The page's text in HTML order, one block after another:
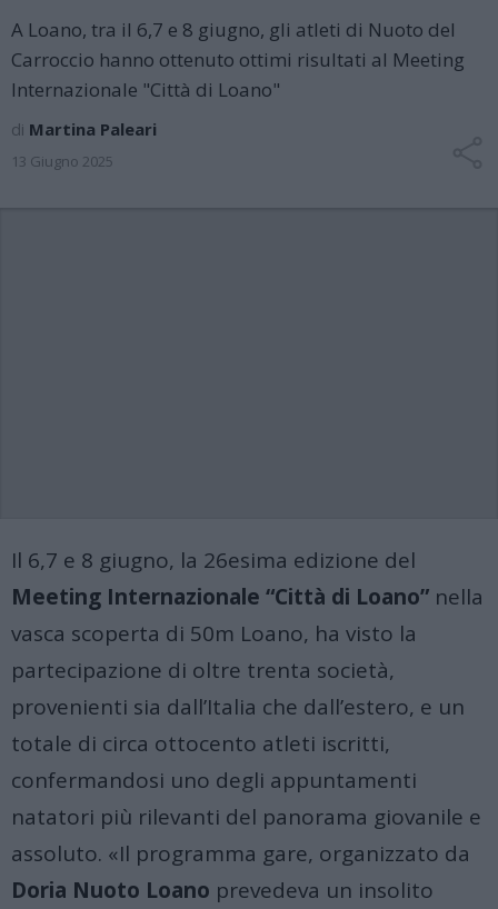
A Loano, tra il 6,7 e 8 giugno, gli atleti di Nuoto del
Carroccio hanno ottenuto ottimi risultati al Meeting
Internazionale "Città di Loano"
di Martina Paleari
13 Giugno 2025
Il 6,7 e 8 giugno, la 26esima edizione del
Meeting Internazionale “Città di Loano” nella
vasca scoperta di 50m Loano, ha visto la
partecipazione di oltre trenta società,
provenienti sia dall’Italia che dall’estero, e un
totale di circa ottocento atleti iscritti,
confermandosi uno degli appuntamenti
natatori più rilevanti del panorama giovanile e
assoluto. «Il programma gare, organizzato da
Doria Nuoto Loano prevedeva un insolito